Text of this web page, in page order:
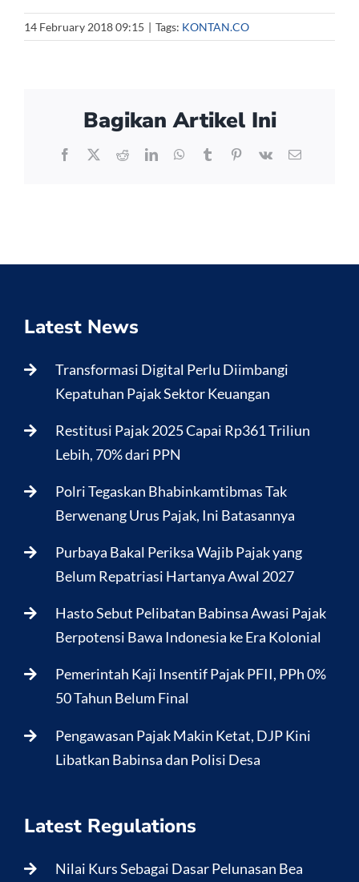
14 February 2018 09:15 | Tags: KONTAN.CO
Bagikan Artikel Ini
Facebook
X RedditLinkedInWhatsApp
TumblrPinterest
Vk Email
Latest News
Transformasi Digital Perlu Diimbangi
Kepatuhan Pajak Sektor Keuangan
Restitusi Pajak 2025 Capai Rp361 Triliun
Lebih, 70% dari PPN
Polri Tegaskan Bhabinkamtibmas Tak
Berwenang Urus Pajak, Ini Batasannya
Purbaya Bakal Periksa Wajib Pajak yang
Belum Repatriasi Hartanya Awal 2027
Hasto Sebut Pelibatan Babinsa Awasi Pajak
Berpotensi Bawa Indonesia ke Era Kolonial
Pemerintah Kaji Insentif Pajak PFII, PPh 0%
50 Tahun Belum Final
Pengawasan Pajak Makin Ketat, DJP Kini
Libatkan Babinsa dan Polisi Desa
Latest Regulations
Nilai Kurs Sebagai Dasar Pelunasan Bea